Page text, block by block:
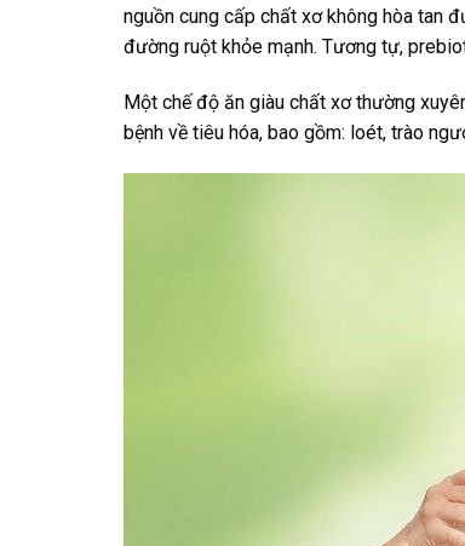
nguồn cung cấp chất xơ không hòa tan
đường ruột khỏe mạnh. Tương tự,
Một chế độ ăn giàu chất xơ thường
bệnh về tiêu hóa, bao gồm: loét, trào